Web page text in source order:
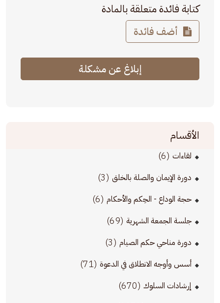
كتابة فائدة متعلقة بالمادة
أضف فائدة
إبلاغ عن مشكلة
الأقسام
لقاءات (6)
دورة الإيمان والصلة بالخلق (3)
حجة الوداع - الحِكم والأحكام (6)
جلسة الجمعة الشهرية (69)
دورة مناحي حكم الصيام (3)
أسس وأوجه الانطلاق في الدعوة (71)
إرشادات السلوك (670)